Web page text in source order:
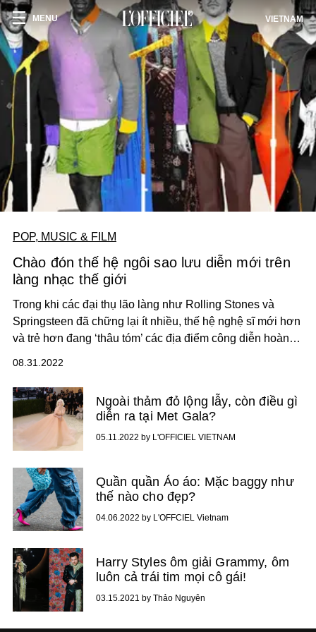
MENU VIETNAM
POP, MUSIC & FILM
Chào đón thế hệ ngôi sao lưu diễn mới trên
làng nhạc thế giới
Trong khi các đại thụ lão làng như Rolling Stones và
Springsteen đã chững lại ít nhiều, thế hệ nghệ sĩ mới hơn
và trẻ hơn đang ‘thâu tóm’ các địa điểm công diễn hoành
08.31.2022
Ngoài thảm đỏ lộng lẫy, còn điều gì
diễn ra tại Met Gala?
05.11.2022 by L'OFFICIEL VIETNAM
Quần quần Áo áo: Mặc baggy như
thế nào cho đẹp?
04.06.2022 by L'OFFCIEL Vietnam
Harry Styles ôm giải Grammy, ôm
luôn cả trái tim mọi cô gái!
03.15.2021 by Thảo Nguyên